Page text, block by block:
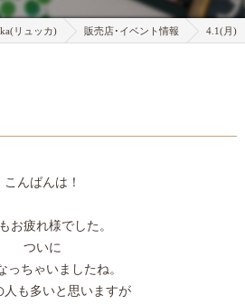
リュッカ) 販売店･イベント情報 4.1(月)
こんばんは！
お疲れ様でした。
ついに
っちゃいましたね。
人も多いと思いますが